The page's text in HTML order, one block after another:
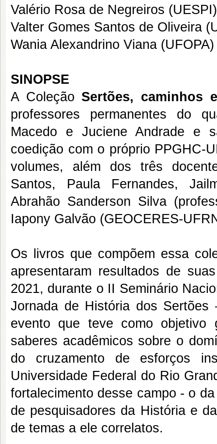
Valério Rosa de Negreiros (UESPI)
Valter Gomes Santos de Oliveira
Wania Alexandrino Viana (UFOPA)
SINOPSE
A Coleção Sertões, caminhos
professores permanentes do
Macedo e Juciene Andrade e
coedição com o próprio PPGHC-
volumes, além dos três
Santos, Paula Fernandes,
Abrahão Sanderson Silva
Iapony Galvão (GEOCERES-
Os livros que compõem essa
apresentaram resultados de
2021, durante o II Seminário
Jornada de História dos
evento que teve como objetivo
saberes acadêmicos sobre o
do cruzamento de esforços
Universidade Federal do Rio
fortalecimento desse campo - o
de pesquisadores da História e
de temas a ele correlatos.